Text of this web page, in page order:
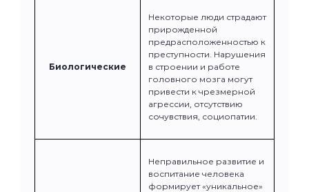
Биологические
Некоторые люди страдают
прирожденной
предрасположенностью к
преступности. Нарушения
в строении и работе
головного мозга могут
привести к чрезмерной
агрессии, отсутствию
сочувствия, социопатии.
Неправильное развитие и
воспитание человека
формирует «уникальное»